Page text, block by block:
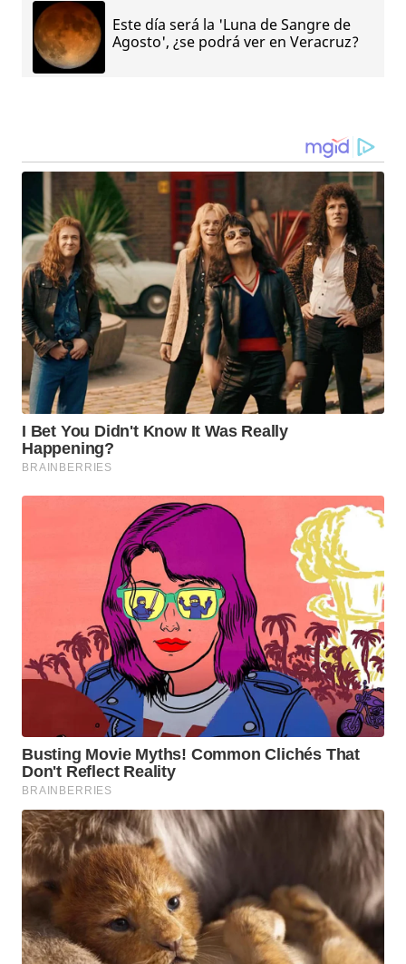
Este día será la 'Luna de Sangre de
Agosto', ¿se podrá ver en Veracruz?